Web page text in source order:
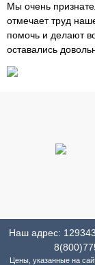
Мы очень
отмечает труд
помочь и делают
оставались
Наш адрес:
Цены, указанные на